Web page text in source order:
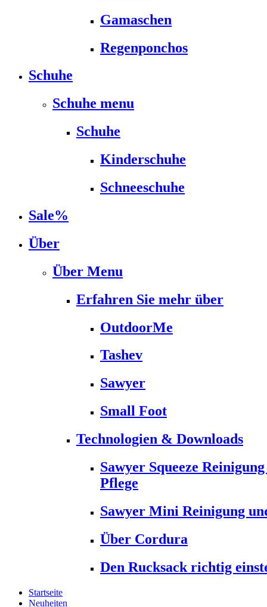
Gamaschen
Regenponchos
Schuhe
Schuhe menu
Schuhe
Kinderschuhe
Schneeschuhe
Sale%
Über
Über Menu
Erfahren Sie mehr über
OutdoorMe
Tashev
Sawyer
Small Foot
Technologien & Downloads
Sawyer Squeeze
Pflege
Sawyer Mini Reinigung
Über Cordura
Den Rucksack richtig
Startseite
Neuheiten